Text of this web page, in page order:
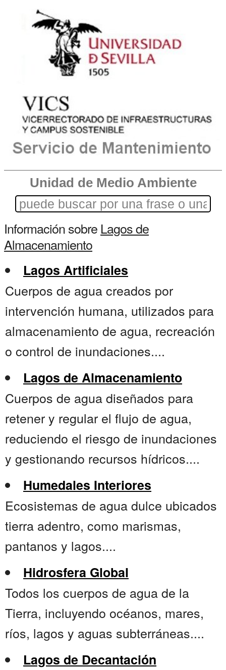
Unidad de Medio Ambiente
Información sobre Lagos de
Almacenamiento
Lagos Artificiales
Cuerpos de agua creados por
intervención humana, utilizados para
almacenamiento de agua, recreación
o control de inundaciones....
Lagos de Almacenamiento
Cuerpos de agua diseñados para
retener y regular el flujo de agua,
reduciendo el riesgo de inundaciones
y gestionando recursos hídricos....
Humedales Interiores
Ecosistemas de agua dulce ubicados
tierra adentro, como marismas,
pantanos y lagos....
Hidrosfera Global
Todos los cuerpos de agua de la
Tierra, incluyendo océanos, mares,
ríos, lagos y aguas subterráneas....
Lagos de Decantación